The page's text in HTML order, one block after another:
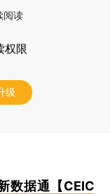
阅读
权限
级
数据通【CEIC